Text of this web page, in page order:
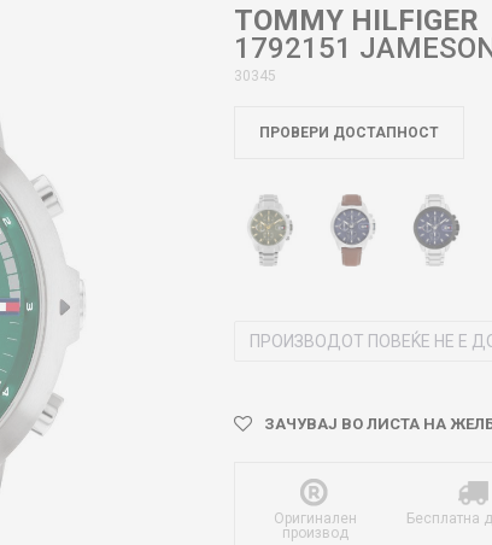
TOMMY HILFIGER
1792151
30345
ПРОВЕРИ ДОСТАПНОСТ
ПРОИЗВОДОТ ПОВЕЌЕ НЕ Е
ЗАЧУВАЈ ВО ЛИСТА НА
Оригинален
производ
Бесплатна